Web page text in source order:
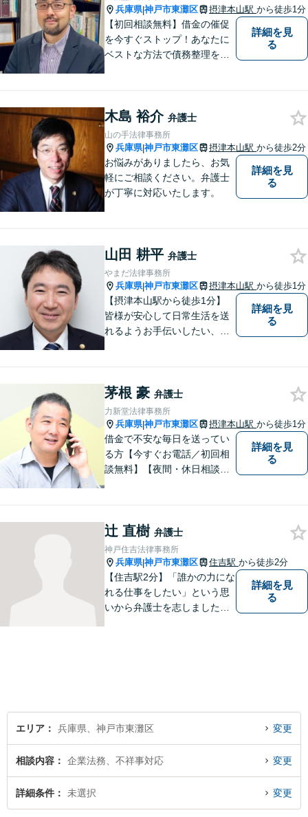
兵庫県|神戸市東灘区 摂津本山駅 から徒歩1分
【初回相談無料】借金の催促
を今すぐストップ！あなたに
ベストな方法で債務整理をサ
イエンスの博士号も保有）と
交渉経験が豊富な弁護士
詳細を見
る
木島 裕介 弁護士
山の手法律事務所
兵庫県|神戸市東灘区 摂津本山駅 から徒歩2分
お悩みがありましたら、お気
軽にご相談ください。弁護士
が丁寧に対応いたします。
詳細を見
る
山田 耕平 弁護士
やまだ法律事務所
兵庫県|神戸市東灘区 摂津本山駅 から徒歩1分
【摂津本山駅から徒歩1分】
皆様が安心して日常生活を送
れるようお手伝いしたい、皆
たら、お気軽にご相談くださ
い。
詳細を見
る
茅根 豪 弁護士
力新堂法律事務所
兵庫県|神戸市東灘区 摂津本山駅 から徒歩1分
借金で不安な毎日を送ってい
る方【今すぐお電話／初回相
談無料】【夜間・休日相談
害／問題社員／クレーマー／
債務整理）借金の解決実績は1
00件以上！
詳細を見
る
辻 直樹 弁護士
神戸住吉法律事務所
兵庫県|神戸市東灘区 住吉駅 から徒歩2分
【住吉駅2分】「誰かの力にな
れる仕事をしたい」という思
いから弁護士を志しました。
詳細を見
る
エリア 兵庫県、神戸市東灘区 変更
相談内容 企業法務、不祥事対応 変更
詳細条件 未選択 変更